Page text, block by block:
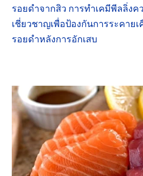
รอยดำจากสิว การทำเคมีพีลลิ่งค
เชี่ยวชาญเพื่อป้องกันการระคายเ
รอยดำหลังการอักเสบ